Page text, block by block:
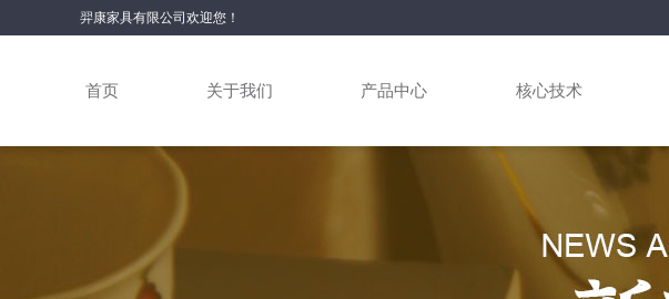
羿康家具有限公司欢迎您！
首页 关于我们 产品中心 核心技术